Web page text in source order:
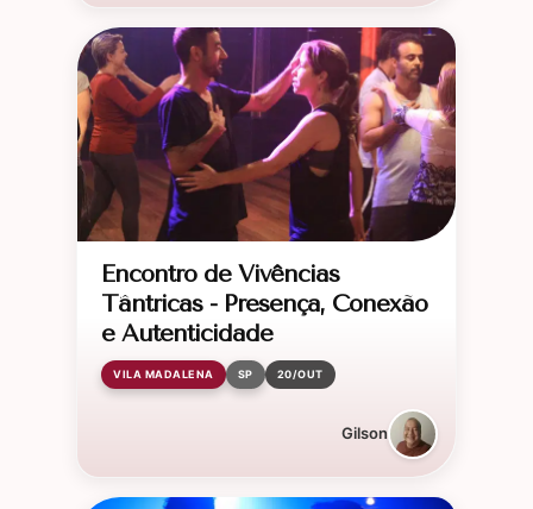
Encontro de Vivências
Tântricas - Presença, Conexão
e Autenticidade
VILA MADALENA SP 20/OUT
Gilson